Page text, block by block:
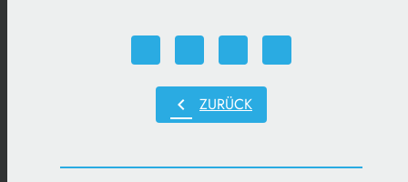
chevron_left ZURÜCK